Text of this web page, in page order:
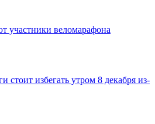
участники веломарафона
стоит избегать утром 8 декабря из-